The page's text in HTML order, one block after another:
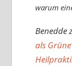
warum
Benedde
als